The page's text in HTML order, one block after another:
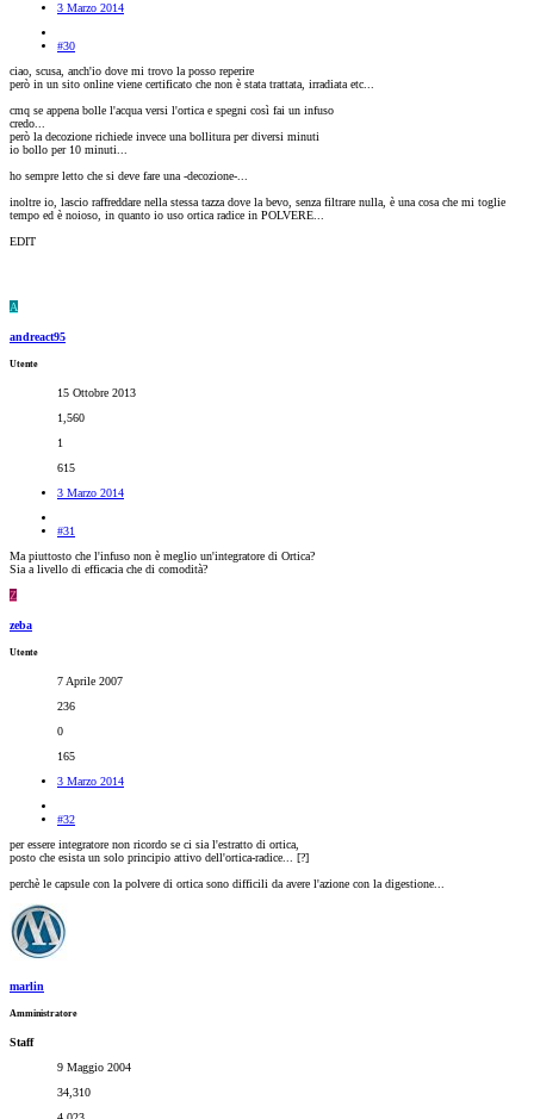
3 Marzo 2014
#30
ciao, scusa, anch'io dove mi trovo la posso reperire
però in un sito online viene certificato che non è stata trattata, irradiata etc...
cmq se appena bolle l'acqua versi l'ortica e spegni così fai un infuso
credo...
però la decozione richiede invece una bollitura per diversi minuti
io bollo per 10 minuti...
ho sempre letto che si deve fare una -decozione-...
inoltre io, lascio raffreddare nella stessa tazza dove la bevo, senza filtrare nulla, è una cosa che mi toglie
tempo ed è noioso, in quanto io uso ortica radice in POLVERE...
EDIT
A
andreact95
Utente
15 Ottobre 2013
1,560
1
615
3 Marzo 2014
#31
Ma piuttosto che l'infuso non è meglio un'integratore di Ortica?
Sia a livello di efficacia che di comodità?
Z
zeba
Utente
7 Aprile 2007
236
0
165
3 Marzo 2014
#32
per essere integratore non ricordo se ci sia l'estratto di ortica,
posto che esista un solo principio attivo dell'ortica-radice... [?]
perchè le capsule con la polvere di ortica sono difficili da avere l'azione con la digestione...
marlin
Amministratore
Staff
9 Maggio 2004
34,310